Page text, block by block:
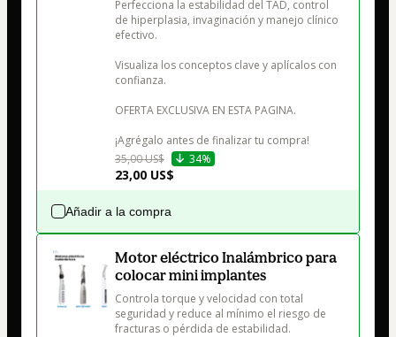
Perfecciona la estabilidad del TAD, control
de hiperplasia, invaginación y manejo clínico
efectivo.
Visualiza los conceptos clave y aplícalos con
confianza.
OFERTA EXCLUSIVA EN ESTA PAGINA.
¡Agrégalo antes de finalizar tu compra!
35,00 US$
34%
23,00 US$
Añadir a la compra
Motor eléctrico Inalámbrico para
colocar mini implantes
Controla torque y velocidad con total
seguridad y reduce al mínimo el riesgo de
fracturas o pérdida de estabilidad.